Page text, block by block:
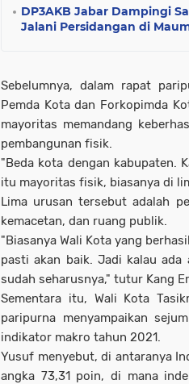
DP3AKB Jabar Dampingi
Jalani Persidangan di
Sebelumnya, dalam rapat
Pemda Kota dan Forkopimda
mayoritas memandang
pembangunan fisik.
"Beda kota dengan kabupaten.
itu mayoritas fisik, biasanya di
Lima urusan tersebut adalah
kemacetan, dan ruang publik.
"Biasanya Wali Kota yang
pasti akan baik. Jadi kalau
sudah seharusnya," tutur Kang
Sementara itu, Wali Kota
paripurna menyampaikan
indikator makro tahun 2021.
Yusuf menyebut, di antaranya
angka 73,31 poin, di mana